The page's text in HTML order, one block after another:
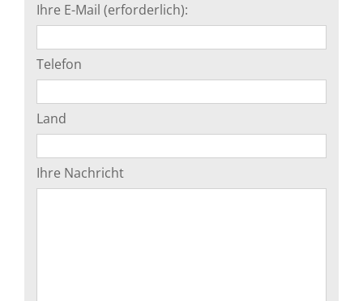
Ihre E-Mail (erforderlich):
Telefon
Land
Ihre Nachricht